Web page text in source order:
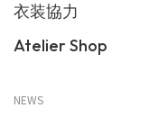
衣装協力
Atelier Shop
NEWS